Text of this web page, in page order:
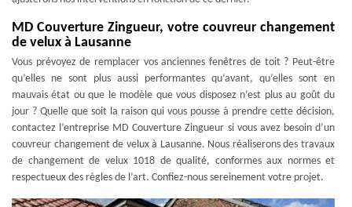
MD Couverture Zingueur, votre couvreur changement
de velux à Lausanne
Vous prévoyez de remplacer vos anciennes fenêtres de toit ? Peut-être
qu’elles ne sont plus aussi performantes qu’avant, qu’elles sont en
mauvais état ou que le modèle que vous disposez n’est plus au goût du
jour ? Quelle que soit la raison qui vous pousse à prendre cette décision,
contactez l’entreprise MD Couverture Zingueur si vous avez besoin d’un
couvreur changement de velux à Lausanne. Nous réaliserons des travaux
de changement de velux 1018 de qualité, conformes aux normes et
respectueux des règles de l’art. Confiez-nous sereinement votre projet.